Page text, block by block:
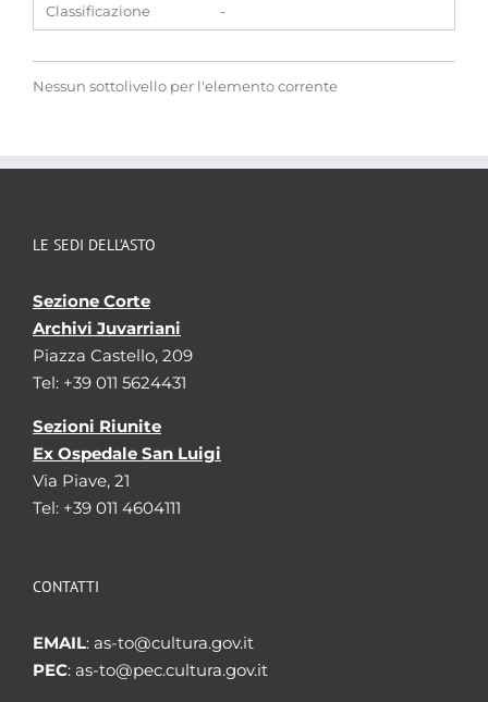
Classificazione
-
Nessun sottolivello per l'elemento corrente
LE SEDI DELL’ASTO
Sezione Corte
Archivi Juvarriani
Piazza Castello, 209
Tel: +39 011 5624431
Sezioni Riunite
Ex Ospedale San Luigi
Via Piave, 21
Tel: +39 011 4604111
CONTATTI
EMAIL: as-to@cultura.gov.it
PEC: as-to@pec.cultura.gov.it